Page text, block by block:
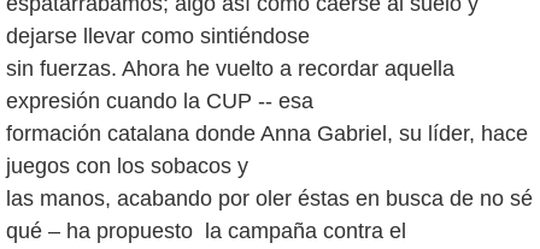
dejarse llevar como sintiéndose
sin fuerzas. Ahora he vuelto a recordar aquella
expresión cuando la CUP -- esa
formación catalana donde Anna Gabriel, su líder, hace
juegos con los sobacos y
las manos, acabando por oler éstas en busca de no sé
qué – ha propuesto la campaña contra el